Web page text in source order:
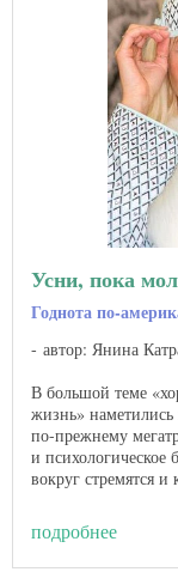
Усни, пока
Годнота по-
автор: Янина
В большой теме
жизнь»
по-прежнему
и психологическое
вокруг стремятся
подробнее